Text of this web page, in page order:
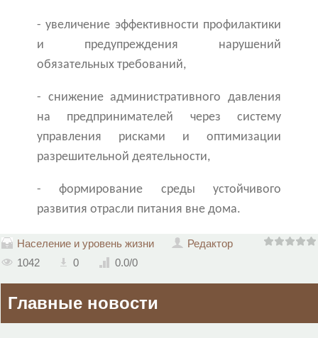
- увеличение эффективности профилактики
и предупреждения нарушений
обязательных требований,
- снижение административного давления
на предпринимателей через систему
управления рисками и оптимизации
разрешительной деятельности,
- формирование среды устойчивого
развития отрасли питания вне дома.
Население и уровень жизни
Редактор
1042
0 0.0/0
Главные новости